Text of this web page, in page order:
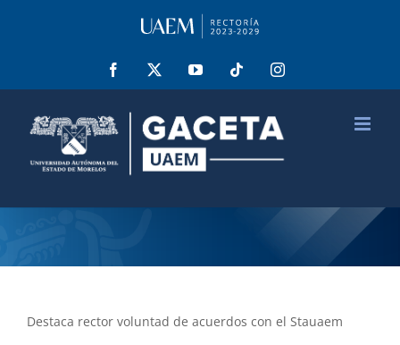
Facebook YouTube Tiktok Instagram
Destaca rector voluntad de acuerdos con el Stauaem